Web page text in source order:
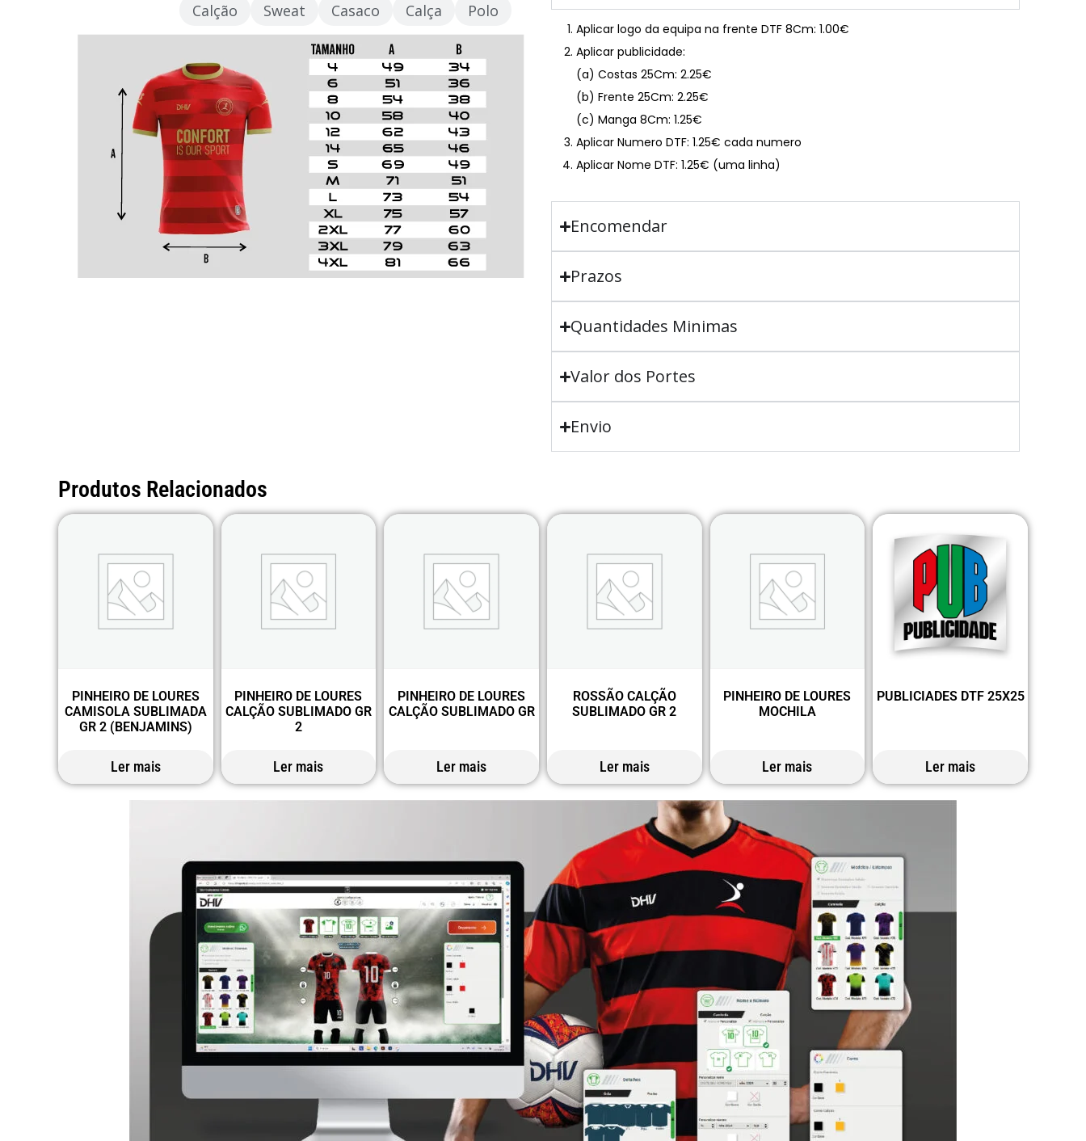
Calção Sweat Casaco Calça Polo
Aplicar logo da equipa na frente DTF 8Cm: 1.00€
Aplicar publicidade:
(a) Costas 25Cm: 2.25€
(b) Frente 25Cm: 2.25€
(c) Manga 8Cm: 1.25€
Aplicar Numero DTF: 1.25€ cada numero
Aplicar Nome DTF: 1.25€ (uma linha)
Encomendar
Prazos
Quantidades Minimas
Valor dos Portes
Envio
Produtos Relacionados
PINHEIRO DE LOURES
CAMISOLA SUBLIMADA
GR 2 (BENJAMINS)
Ler mais
PINHEIRO DE LOURES
CALÇÃO SUBLIMADO GR
2
Ler mais
PINHEIRO DE LOURES
CALÇÃO SUBLIMADO GR
Ler mais
ROSSÃO CALÇÃO
SUBLIMADO GR 2
Ler mais
PINHEIRO DE LOURES
MOCHILA
Ler mais
PUBLICIADES DTF 25X25
Ler mais